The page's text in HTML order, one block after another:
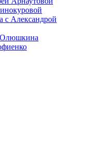
с Александрой
Олюшкина